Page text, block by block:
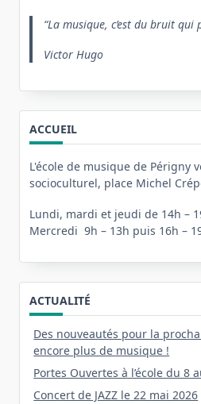
La musique, c’est du bruit qui
Victor Hugo
ACCUEIL
L'école de musique de Périgny
socioculturel, place Michel
Lundi, mardi et jeudi de 14h –
Mercredi 9h – 13h puis 16h –
ACTUALITÉ
Des nouveautés pour la
encore plus de musique !
Portes Ouvertes à l’école du 8
Concert de JAZZ le 22 mai 2026